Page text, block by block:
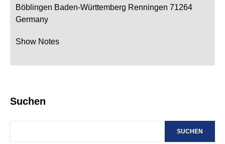
Böblingen Baden-Württemberg Renningen 71264
Germany
Show Notes
Suchen
SUCHEN